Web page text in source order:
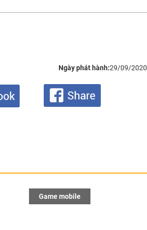
Ngày phát hành:29/09/2020
Game mobile